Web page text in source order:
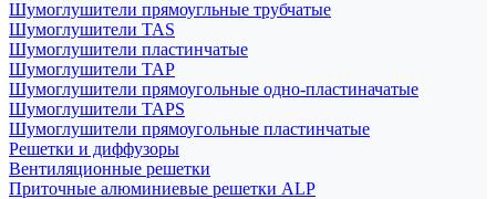
Шумоглушители прямоугльные трубчатые
Шумоглушители TAS
Шумоглушители пластинчатые
Шумоглушители TAP
Шумоглушители прямоугольные одно-пластиначатые
Шумоглушители TAPS
Шумоглушители прямоугольные пластинчатые
Решетки и диффузоры
Вентиляционные решетки
Приточные алюминиевые решетки ALP